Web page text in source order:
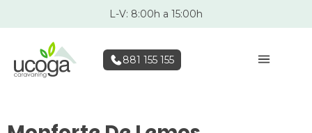
L-V: 8:00h a 15:00h
881 155 155